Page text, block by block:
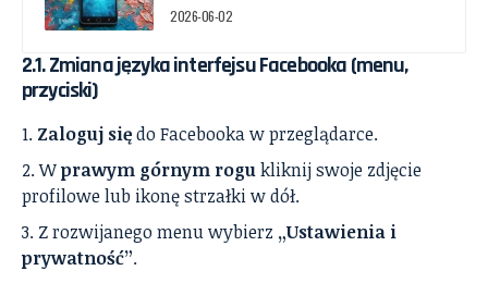
2026-06-02
2.1. Zmiana języka interfejsu Facebooka (menu,
przyciski)
Zaloguj siędo Facebooka w przeglądarce.
Wprawym górnym rogukliknij swoje zdjęcie
profilowe lub ikonę strzałki w dół.
Z rozwijanego menu wybierz „Ustawienia i
prywatność”.